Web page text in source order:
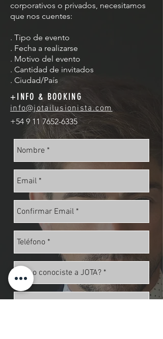
corporativos o privados, necesitamos
que nos cuentes:
. Tipo de evento
. Fecha a realizarse
. Motivo del evento
. Cantidad de invitados
. Ciudad/País
+INFO & BOOKING
info@jotailusionista.com
+54 9 11 7652-6335